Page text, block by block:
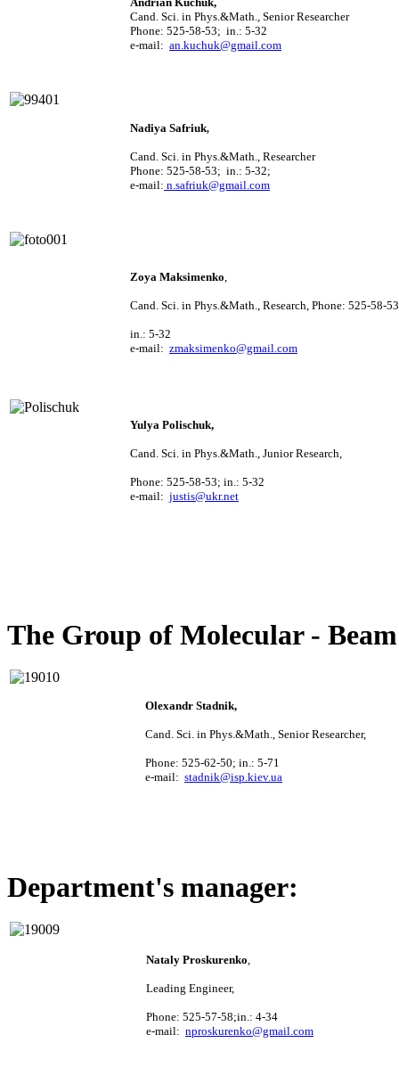
Cand. Sci. in Phys.&Math., Senior Researcher
Phone: 525-58-53; in.: 5-32
e-mail: an.kuchuk@gmail.com
Nadiya Safriuk,
Cand. Sci. in Phys.&Math., Researcher
Phone: 525-58-53; in.: 5-32;
e-mail: n.safriuk@gmail.com
Zoya Maksimenko,
Cand. Sci. in Phys.&Math., Research, Phone: 525-58-
in.: 5-32
e-mail: zmaksimenko@gmail.com
Yulya Polischuk,
Cand. Sci. in Phys.&Math., Junior Research,
Phone: 525-58-53; in.: 5-32
e-mail: justis@ukr.net
The Group of Molecular -
Olexandr Stadnik,
Cand. Sci. in Phys.&Math., Senior Researcher,
Phone: 525-62-50; in.: 5-71
e-mail: stadnik@isp.kiev.ua
Department's manager:
Nataly Proskurenko,
Leading Engineer,
Phone: 525-57-58;in.: 4-34
e-mail: nproskurenko@gmail.com